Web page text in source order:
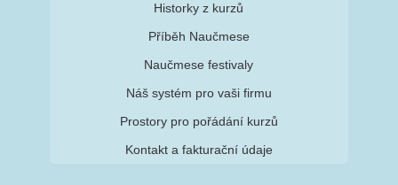
Historky z kurzů
Příběh Naučmese
Naučmese festivaly
Náš systém pro vaši firmu
Prostory pro pořádání kurzů
Kontakt a fakturační údaje